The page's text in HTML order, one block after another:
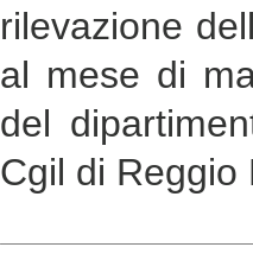
rilevazione
al mese di
del
Cgil di Reggio